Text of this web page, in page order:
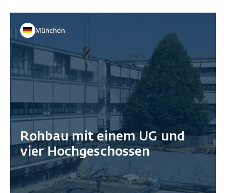
München
Rohbau mit einem UG und
vier Hochgeschossen